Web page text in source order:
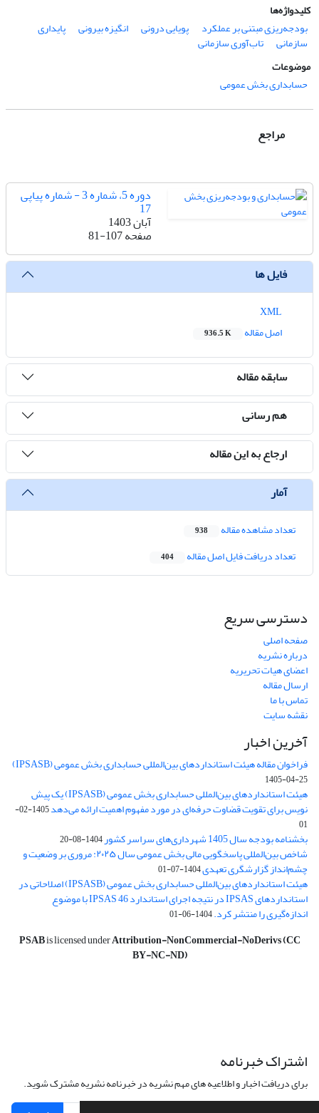
کلیدواژه‌ها
بودجه‌ریزی مبتنی بر عملکرد
پویایی درونی انگیزه بیرونی پایداری
سازمانی
تاب‌آوری سازمانی
موضوعات
حسابداری بخش عمومی
مراجع
دوره 5، شماره 3 - شماره پیاپی
17
آبان 1403
صفحه81-107
فایل ها
اصل مقاله
936.5 K
سابقه مقاله
هم رسانی
ارجاع به این مقاله
آمار
تعداد مشاهده مقاله 938
تعداد دریافت فایل اصل مقاله 404
دسترسی سریع
صفحه اصلی
درباره نشریه
اعضای هیات تحریریه
ارسال مقاله
تماس با ما
نقشه سایت
آخرین اخبار
فراخوان مقاله هیئت استانداردهای بین‌المللی حسابداری بخش عمومی (IPSASB)
1405-04-25
هیئت استانداردهای بین‌المللی حسابداری بخش عمومی (IPSASB) یک پیش
نویس برای تقویت قضاوت‌ حرفه‌ای در مورد مفهوم اهمیت ارائه می‌دهد
1405-02-
01
بخشنامه بودجه سال 1405 شهرداری‌های سراسر کشور 1404-08-20
شاخص بین‌المللی پاسخگویی مالی بخش عمومی سال ۲۰۲۵: مروری بر وضعیت و
چشم‌انداز گزارشگری تعهدی1404-07-01
هیئت استانداردهای بین‌المللی حسابداری بخش عمومی (IPSASB) اصلاحاتی در
استانداردهای IPSAS در نتیجه اجرای استاندارد IPSAS 46 با موضوع
اندازه‌گیری را منتشر کرد.1404-06-01
PSABis licensed underAttribution-NonCommercial-NoDerivs (CC
BY-NC-ND)
اشتراک خبرنامه
برای دریافت اخبار و اطلاعیه های مهم نشریه در خبرنامه نشریه مشترک شوید.